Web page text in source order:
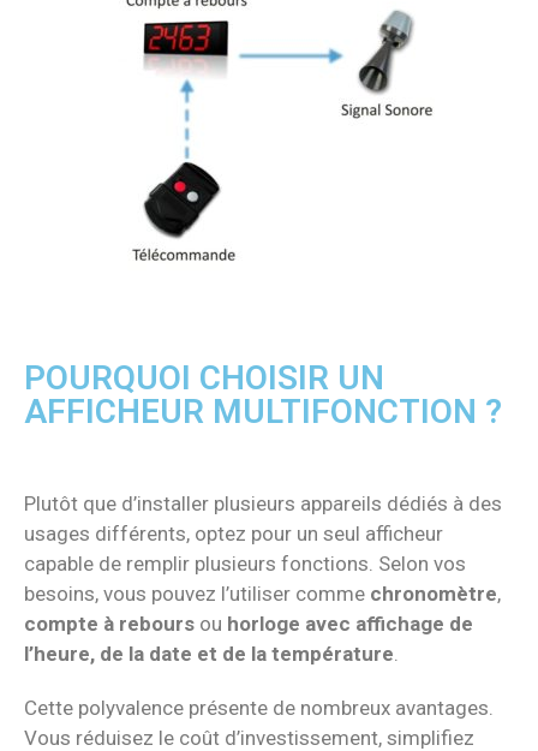
POURQUOI CHOISIR UN
AFFICHEUR MULTIFONCTION ?
Plutôt que d’installer plusieurs appareils dédiés à des
usages différents, optez pour un seul afficheur
capable de remplir plusieurs fonctions. Selon vos
besoins, vous pouvez l’utiliser comme chronomètre,
compte à rebours ou horloge avec affichage de
l’heure, de la date et de la température
Cette polyvalence présente de nombreux avantages.
Vous réduisez le coût d’investissement, simplifiez